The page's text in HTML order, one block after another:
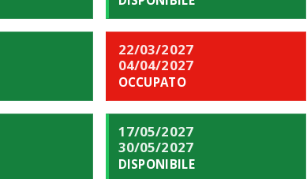
22/03/2027
04/04/2027
OCCUPATO
17/05/2027
30/05/2027
DISPONIBILE